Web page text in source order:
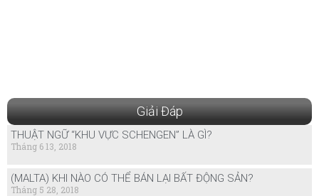
Giải Đáp
THUẬT NGỮ “KHU VỰC SCHENGEN” LÀ GÌ?
Tháng 6 13, 2018
(MALTA) KHI NÀO CÓ THỂ BÁN LẠI BẤT ĐỘNG SẢN?
Tháng 5 28, 2018